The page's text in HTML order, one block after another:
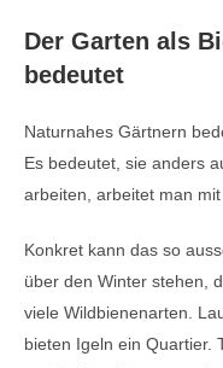
Der Garten als
bedeutet
Naturnahes Gärtnern
Es bedeutet, sie anders
arbeiten, arbeitet man mit
Konkret kann das so
über den Winter stehen,
viele Wildbienenarten.
bieten Igeln ein Quartier.